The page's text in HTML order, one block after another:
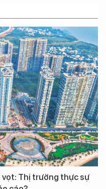
Thị trường thực sự